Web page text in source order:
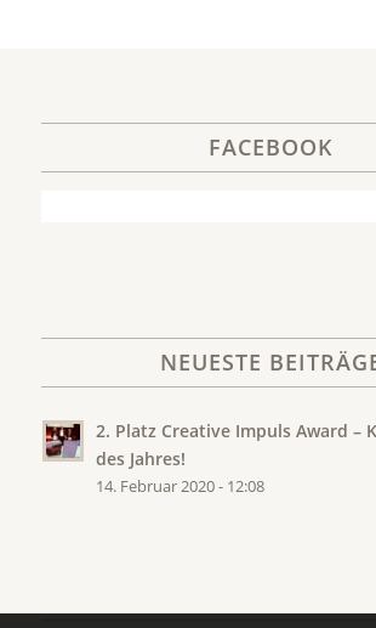
FACEBOOK
NEUESTE
2. Platz Creative Impuls Award –
des Jahres!
14. Februar 2020 - 12:08